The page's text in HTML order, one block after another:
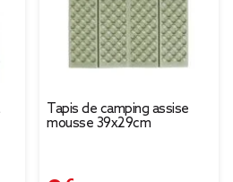
Tapis de camping assise
mousse 39x29cm